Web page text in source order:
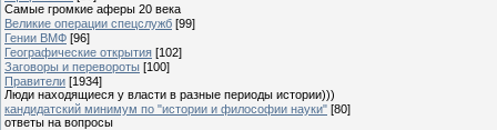
Самые громкие аферы 20 века
Великие операции спецслужб [99]
Гении ВМФ [96]
Географические открытия [102]
Заговоры и перевороты [100]
Правители [1934]
Люди находящиеся у власти в разные периоды истории)))
кандидатский минимум по "истории и философии науки" [80]
ответы на вопросы